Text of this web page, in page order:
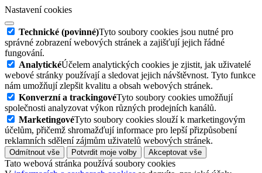
Nastavení cookies
Technické (povinné)Tyto soubory cookies jsou nutné pro
správné zobrazení webových stránek a zajišťují jejich řádné
fungování.
AnalytickéÚčelem analytických cookies je zjistit, jak uživatelé
webové stránky používají a sledovat jejich návštěvnost. Tyto funkce
nám umožňují zlepšit kvalitu a obsah webových stránek.
Konverzní a trackingovéTyto soubory cookies umožňují
společnosti analyzovat výkon různých prodejních kanálů.
MarketingovéTyto soubory cookies slouží k marketingovým
účelům, přičemž shromažďují informace pro lepší přizpůsobení
reklamních sdělení zájmům uživatelů webových stránek.
Odmítnout vše Potvrdit moje volby Akceptovat vše
Tato webová stránka používá soubory cookies